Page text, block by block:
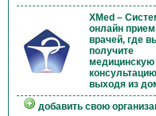
XMed –
онлайн прием
врачей, где
получите
медицинскую
выходя из
добавить свою